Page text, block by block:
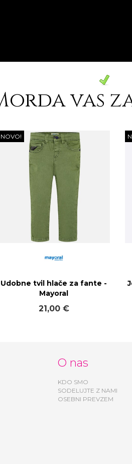
vas
NOVO!
Udobne tvil hlače za fante -
Mayoral
21,00 €
O nas
KDO SMO
SODELUJTE Z NAMI
OSEBNI PREVZEM